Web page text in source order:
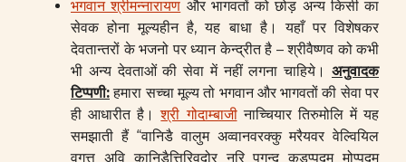
भगवान श्रीमन्नारायण और भागवतों को छोड़ अन्य किसी का
सेवक होना मूल्यहीन है, यह बाधा है। यहाँ पर विशेषकर
देवतान्तरों के भजनो पर ध्यान केन्द्रीत है – श्रीवैष्णव को कभी
भी अन्य देवताओं की सेवा में नहीं लगना चाहिये। अनुवादक
टिप्पणी:हमारा सच्चा मूल्य तो भगवान और भागवतों की सेवा पर
ही आधारीत है।श्री गोदाम्बाजीनाच्चियार तिरुमोलि में यह
समझाती हैं “वानिडै वालुम अव्वानवरक्कु मरैयवर वेल्वियिल
वगुत्त अवि कानिडैत्तिरिवदोर नरि पुगुन्दु कडप्पदुम मोप्पदुम